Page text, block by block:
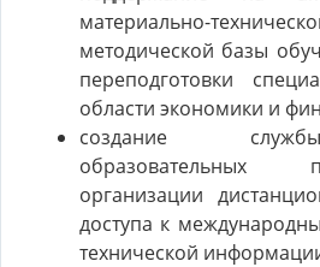
материально-
методической базы
переподготовки
области экономики и
создание
образовательных
организации
доступа к
технической